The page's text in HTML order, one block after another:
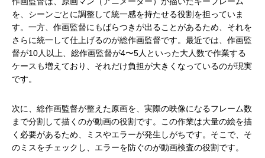
を、シーンごとに調整して統一感を持たせる役割を担っていま
す。一方、作画監督にもばらつきが出ることがあるため、それを
さらに統一して仕上げるのが総作画監督です。最近では、作画監
督が10人以上、総作画監督が4〜5人といった大人数で作業する
ケースも増えており、それだけ負担が大きくなっているのが現実
です。
次に、総作画監督が整えた原画を、実際の映像になるフレーム数
まで分割して描くのが動画の役割です。この作業は大量の絵を描
く必要があるため、ミスやエラーが発生しがちです。そこで、そ
のミスをチェックし、エラーを防ぐのが動画検査の役割です。